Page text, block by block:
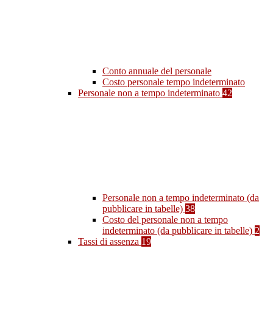
Conto annuale del personale
Costo personale tempo indeterminato
Personale non a tempo indeterminato 42
Personale non a tempo indeterminato (da
pubblicare in tabelle) 38
Costo del personale non a tempo
indeterminato (da pubblicare in tabelle) 2
Tassi di assenza 19